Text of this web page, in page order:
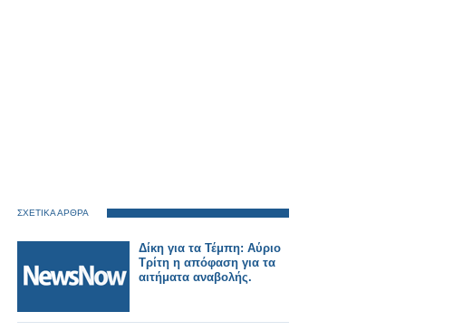
ΣΧΕΤΙΚΑ ΑΡΘΡΑ
Δίκη για τα Τέμπη: Αύριο
Τρίτη η απόφαση για τα
αιτήματα αναβολής.